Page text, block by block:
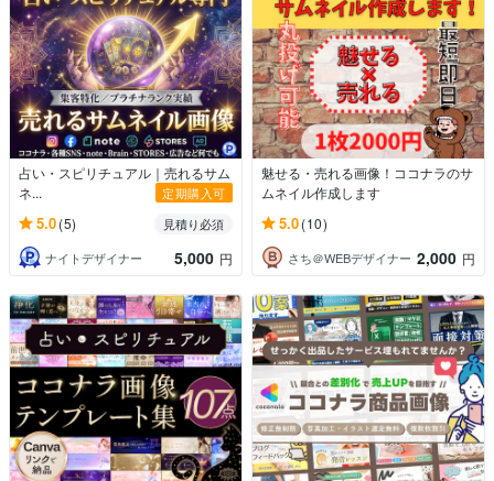
占い・スピリチュアル｜売れるサム
ネ...
定期購入可
5.0(5)
見積り必須
ナイトデザイナー
5,000 円
魅せる・売れる画像！ココナラのサ
ムネイル作成します
5.0(10)
さち＠WEBデザイナー 2,000 円